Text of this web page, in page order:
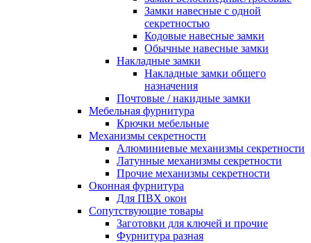
Замки навесные с одной
секретностью
Кодовые навесные замки
Обычные навесные замки
Накладные замки
Накладные замки общего
назначения
Почтовые / накидные замки
Мебельная фурнитура
Крючки мебельные
Механизмы секретности
Алюминиевые механизмы секретности
Латунные механизмы секретности
Прочие механизмы секретности
Оконная фурнитура
Для ПВХ окон
Сопутствующие товары
Заготовки для ключей и прочие
Фурнитура разная